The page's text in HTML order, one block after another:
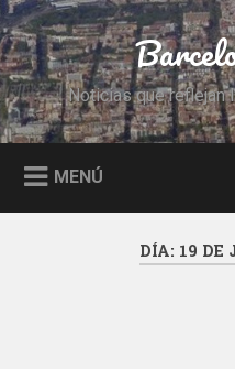
Saltar
al
contenido
Buscar
Noticias que reflejan
MENÚ
DÍA: 19 DE